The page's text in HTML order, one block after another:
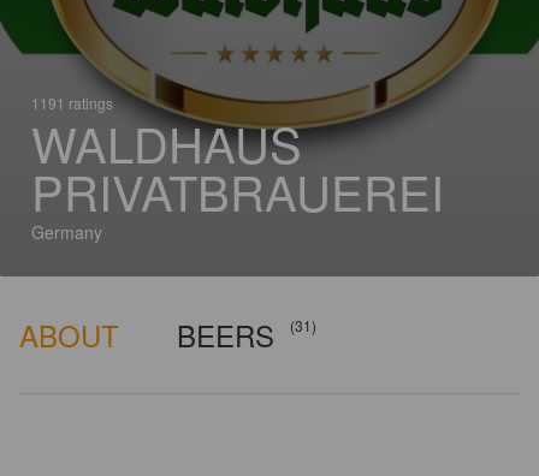
1191 ratings
WALDHAUS
PRIVATBRAUEREI
Germany
ABOUT BEERS (31)